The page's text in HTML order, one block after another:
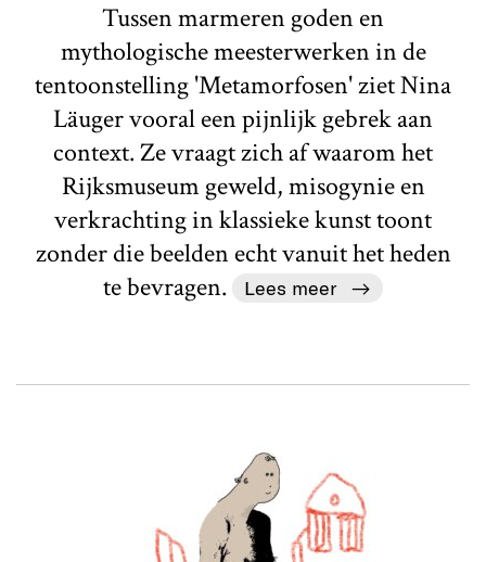
Tussen marmeren goden en
mythologische meesterwerken in de
tentoonstelling 'Metamorfosen' ziet Nina
Läuger vooral een pijnlijk gebrek aan
context. Ze vraagt zich af waarom het
Rijksmuseum geweld, misogynie en
verkrachting in klassieke kunst toont
zonder die beelden echt vanuit het heden
te bevragen.
Lees meer